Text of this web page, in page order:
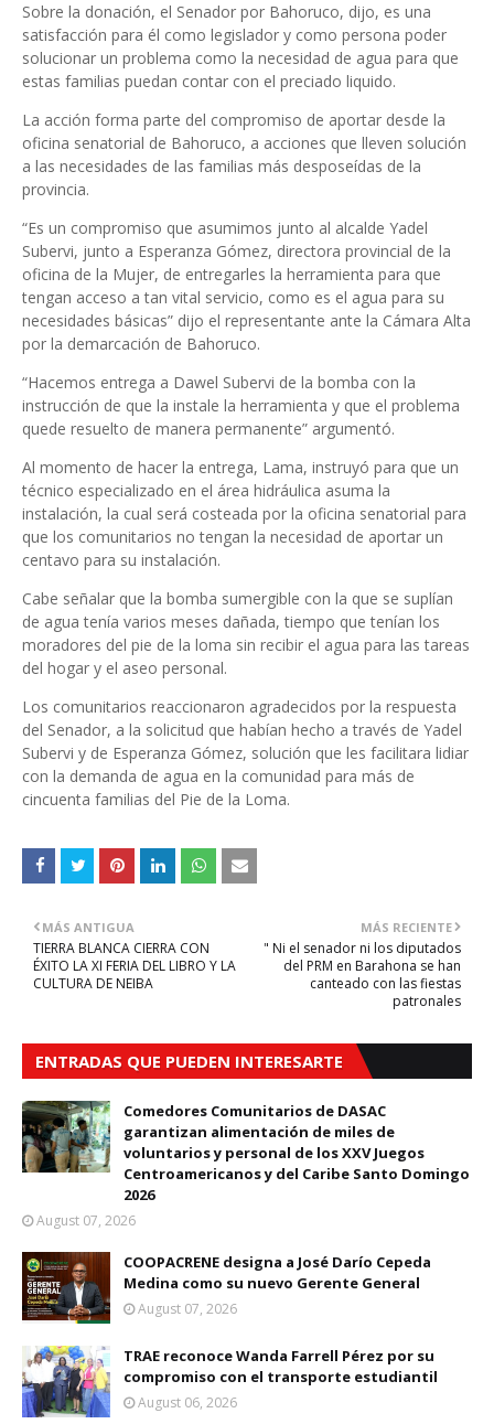
Sobre la donación, el Senador por Bahoruco, dijo, es una
satisfacción para él como legislador y como persona poder
solucionar un problema como la necesidad de agua para que
estas familias puedan contar con el preciado liquido.
La acción forma parte del compromiso de aportar desde la
oficina senatorial de Bahoruco, a acciones que lleven solución
a las necesidades de las familias más desposeídas de la
provincia.
“Es un compromiso que asumimos junto al alcalde Yadel
Subervi, junto a Esperanza Gómez, directora provincial de la
oficina de la Mujer, de entregarles la herramienta para que
tengan acceso a tan vital servicio, como es el agua para su
necesidades básicas” dijo el representante ante la Cámara Alta
por la demarcación de Bahoruco.
“Hacemos entrega a Dawel Subervi de la bomba con la
instrucción de que la instale la herramienta y que el problema
quede resuelto de manera permanente” argumentó.
Al momento de hacer la entrega, Lama, instruyó para que un
técnico especializado en el área hidráulica asuma la
instalación, la cual será costeada por la oficina senatorial para
que los comunitarios no tengan la necesidad de aportar un
centavo para su instalación.
Cabe señalar que la bomba sumergible con la que se suplían
de agua tenía varios meses dañada, tiempo que tenían los
moradores del pie de la loma sin recibir el agua para las tareas
del hogar y el aseo personal.
Los comunitarios reaccionaron agradecidos por la respuesta
del Senador, a la solicitud que habían hecho a través de Yadel
Subervi y de Esperanza Gómez, solución que les facilitara lidiar
con la demanda de agua en la comunidad para más de
cincuenta familias del Pie de la Loma.
MÁS RECIENTE
" Ni el senador ni los diputados
del PRM en Barahona se han
canteado con las fiestas
patronales
MÁS ANTIGUA
TIERRA BLANCA CIERRA CON
ÉXITO LA XI FERIA DEL LIBRO Y LA
CULTURA DE NEIBA
ENTRADAS QUE PUEDEN INTERESARTE
Comedores Comunitarios de DASAC
garantizan alimentación de miles de
voluntarios y personal de los XXV Juegos
Centroamericanos y del Caribe Santo Domingo
2026
August 07, 2026
COOPACRENE designa a José Darío Cepeda
Medina como su nuevo Gerente General
August 07, 2026
TRAE reconoce Wanda Farrell Pérez por su
compromiso con el transporte estudiantil
August 06, 2026